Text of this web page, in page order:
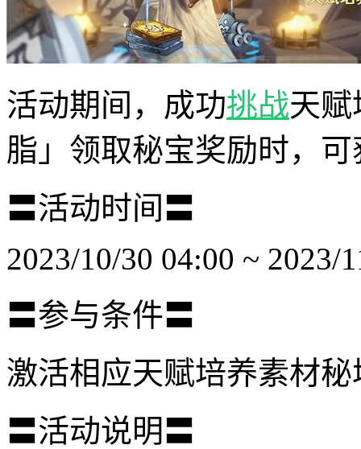
活动期间，成功挑战天
脂」领取秘宝奖励时，
〓活动时间〓
2023/10/30 04:00 ~ 2023/
〓参与条件〓
激活相应天赋培养素材秘
〓活动说明〓